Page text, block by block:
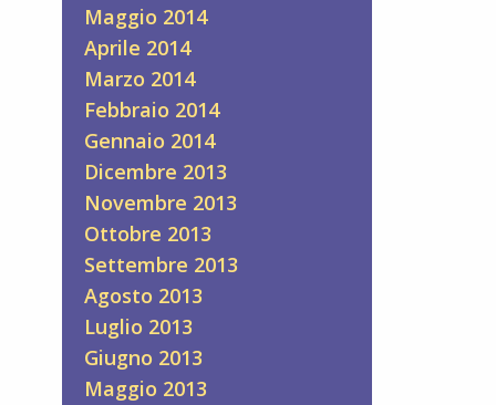
Maggio 2014
Aprile 2014
Marzo 2014
Febbraio 2014
Gennaio 2014
Dicembre 2013
Novembre 2013
Ottobre 2013
Settembre 2013
Agosto 2013
Luglio 2013
Giugno 2013
Maggio 2013